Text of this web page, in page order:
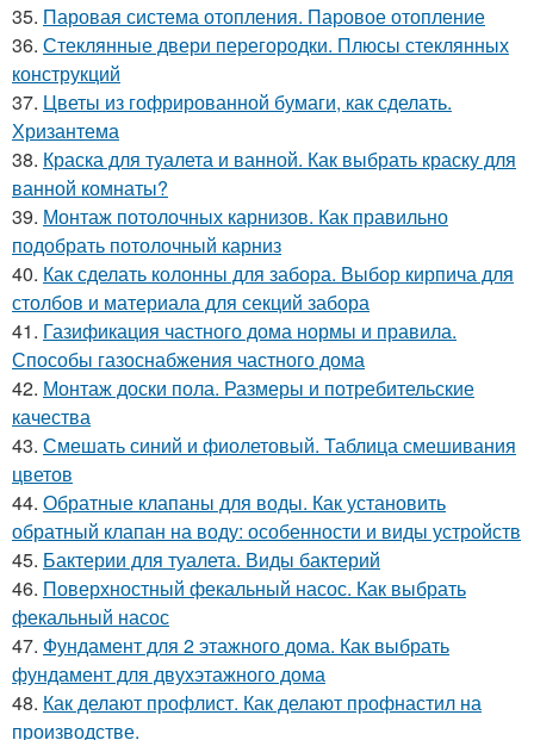
35. Паровая система отопления. Паровое отопление
36. Стеклянные двери перегородки. Плюсы стеклянных
конструкций
37. Цветы из гофрированной бумаги, как сделать.
Хризантема
38. Краска для туалета и ванной. Как выбрать краску для
ванной комнаты?
39. Монтаж потолочных карнизов. Как правильно
подобрать потолочный карниз
40. Как сделать колонны для забора. Выбор кирпича для
столбов и материала для секций забора
41. Газификация частного дома нормы и правила.
Способы газоснабжения частного дома
42. Монтаж доски пола. Размеры и потребительские
качества
43. Смешать синий и фиолетовый. Таблица смешивания
цветов
44. Обратные клапаны для воды. Как установить
обратный клапан на воду: особенности и виды устройств
45. Бактерии для туалета. Виды бактерий
46. Поверхностный фекальный насос. Как выбрать
фекальный насос
47. Фундамент для 2 этажного дома. Как выбрать
фундамент для двухэтажного дома
48. Как делают профлист. Как делают профнастил на
производстве.